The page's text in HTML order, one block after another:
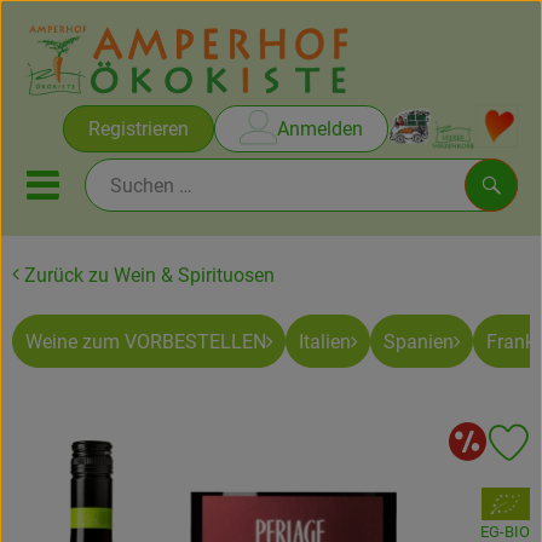
Registrieren Anmelden
Mobiles Menu öffnen oder
Rezepte
Ökokisten
Obst & Gemüse
Zurück zu Wein & Spirituosen
Weine zum VORBESTELLEN Italien Spanien
, Verband:
EG-BIO